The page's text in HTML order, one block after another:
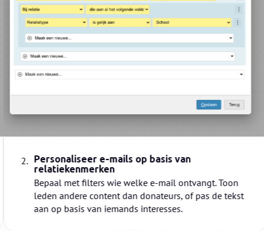
2.
Personaliseer e-mails op basis van
relatiekenmerken
Bepaal met filters wie welke e-mail ontvangt. Toon
leden andere content dan donateurs, of pas de tekst
aan op basis van iemands interesses.